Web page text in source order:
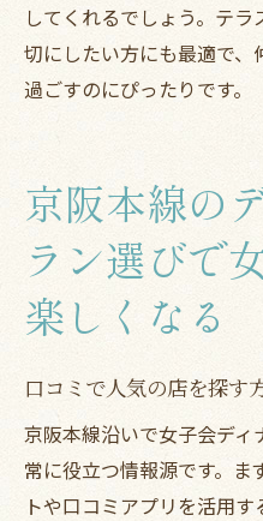
してくれるでしょう。テ
切にしたい方にも最適で
過ごすのにぴったりです。
京阪本線の
ラン選びで
楽しくなる
口コミで人気の店を探す
京阪本線沿いで女子会デ
常に役立つ情報源です。ま
トや口コミアプリを活用